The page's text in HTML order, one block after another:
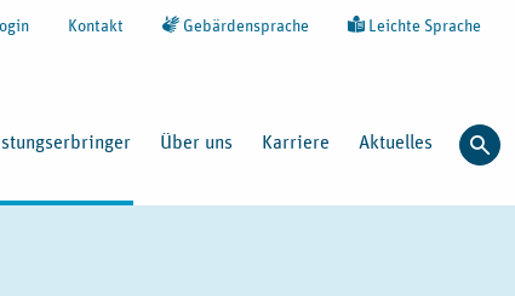
Kontakt Gebärdensprache Leichte Sprache
Über uns Karriere Aktuelles